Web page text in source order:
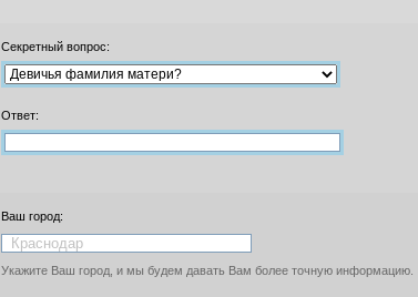
Секретный вопрос:
Ответ:
Ваш город:
Укажите Ваш город, и мы будем давать Вам более точную информацию.